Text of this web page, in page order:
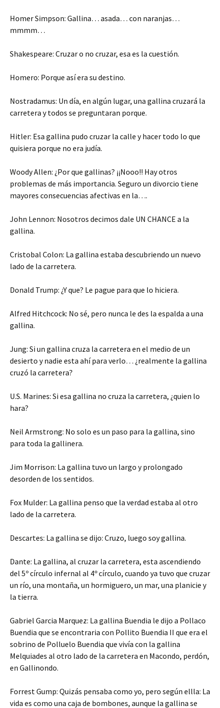
Homer Simpson: Gallina… asada… con naranjas…
mmmm…
Shakespeare: Cruzar o no cruzar, esa es la cuestión.
Homero: Porque así era su destino.
Nostradamus: Un día, en algún lugar, una gallina cruzará la
carretera y todos se preguntaran porque.
Hitler: Esa gallina pudo cruzar la calle y hacer todo lo que
quisiera porque no era judía.
Woody Allen: ¿Por que gallinas? ¡¡Nooo!! Hay otros
problemas de más importancia. Seguro un divorcio tiene
mayores consecuencias afectivas en la….
John Lennon: Nosotros decimos dale UN CHANCE a la
gallina.
Cristobal Colon: La gallina estaba descubriendo un nuevo
lado de la carretera.
Donald Trump: ¿Y que? Le pague para que lo hiciera.
Alfred Hitchcock: No sé, pero nunca le des la espalda a una
gallina.
Jung: Si un gallina cruza la carretera en el medio de un
desierto y nadie esta ahí para verlo… ¿realmente la gallina
cruzó la carretera?
U.S. Marines: Si esa gallina no cruza la carretera, ¿quien lo
hara?
Neil Armstrong: No solo es un paso para la gallina, sino
para toda la gallinera.
Jim Morrison: La gallina tuvo un largo y prolongado
desorden de los sentidos.
Fox Mulder: La gallina penso que la verdad estaba al otro
lado de la carretera.
Descartes: La gallina se dijo: Cruzo, luego soy gallina.
Dante: La gallina, al cruzar la carretera, esta ascendiendo
del 5º círculo infernal al 4º círculo, cuando ya tuvo que cruzar
un río, una montaña, un hormiguero, un mar, una planicie y
la tierra.
Gabriel Garcia Marquez: La gallina Buendia le dijo a Pollaco
Buendia que se encontraria con Pollito Buendia II que era el
sobrino de Polluelo Buendia que vivía con la gallina
Melquiades al otro lado de la carretera en Macondo, perdón,
en Gallinondo.
Forrest Gump: Quizás pensaba como yo, pero según ellla: La
vida es como una caja de bombones, aunque la gallina se